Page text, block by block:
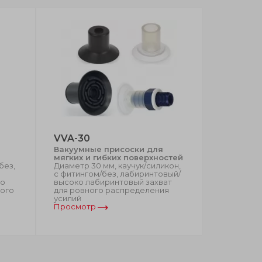
VVA-30
Вакуумные присоски для
мягких и гибких поверхностей
Диаметр 30 мм, каучук/силикон,
с фитингом/без, лабиринтовый/
высоко лабиринтовый захват
для ровного распределения
усилий
Просмотр